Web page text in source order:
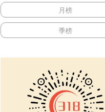
月榜
季榜